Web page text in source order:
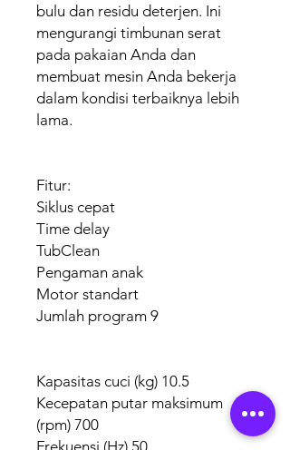
bulu dan residu deterjen. Ini
mengurangi timbunan serat
pada pakaian Anda dan
membuat mesin Anda bekerja
dalam kondisi terbaiknya lebih
lama.
Fitur:
Siklus cepat
Time delay
TubClean
Pengaman anak
Motor standart
Jumlah program 9
Kapasitas cuci (kg) 10.5
Kecepatan putar maksimum
(rpm) 700
Frekuensi (Hz) 50